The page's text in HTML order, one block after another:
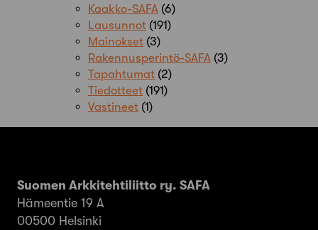
Kaakko-SAFA (6)
Lausunnot (191)
Mainokset (3)
Rakennusperintö-SAFA (3)
Tapahtumat (2)
Tiedotteet (191)
Vastineet (1)
Suomen Arkkitehtiliitto ry. SAFA
Hämeentie 19 A
00500 Helsinki